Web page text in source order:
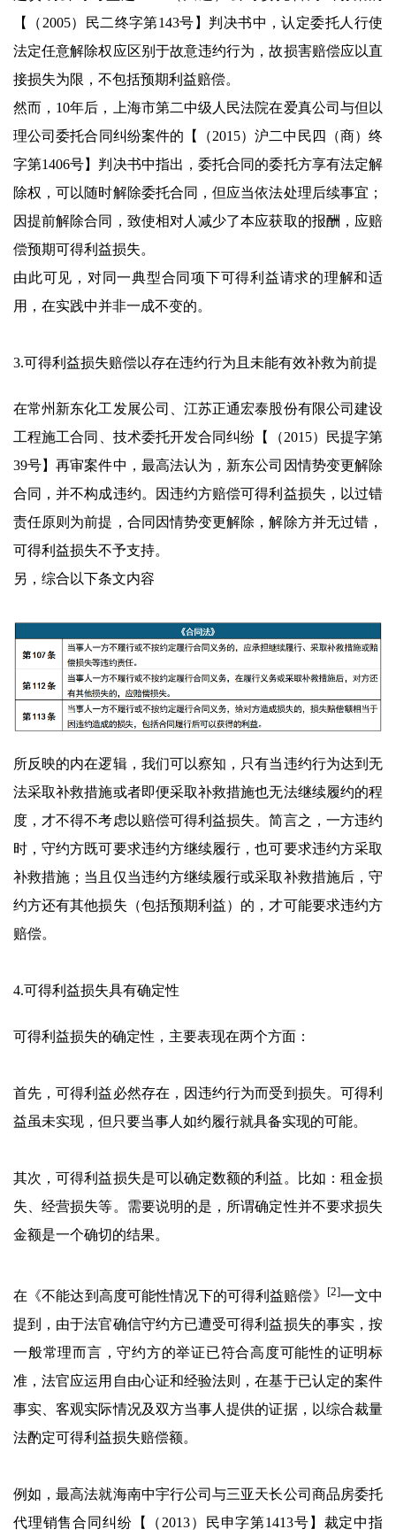
【（2005）民二终字第143号】判决书中，认定委托人行使
法定任意解除权应区别于故意违约行为，故损害赔偿应以直
接损失为限，不包括预期利益赔偿。
然而，10年后，上海市第二中级人民法院在爱真公司与但以
理公司委托合同纠纷案件的【（2015）沪二中民四（商）终
字第1406号】判决书中指出，委托合同的委托方享有法定解
除权，可以随时解除委托合同，但应当依法处理后续事宜；
因提前解除合同，致使相对人减少了本应获取的报酬，应赔
偿预期可得利益损失。
由此可见，对同一典型合同项下可得利益请求的理解和适
用，在实践中并非一成不变的。
3.可得利益损失赔偿以存在违约行为且未能有效补救为前提
在常州新东化工发展公司、江苏正通宏泰股份有限公司建设
工程施工合同、技术委托开发合同纠纷【（2015）民提字第
39号】再审案件中，最高法认为，新东公司因情势变更解除
合同，并不构成违约。因违约方赔偿可得利益损失，以过错
责任原则为前提，合同因情势变更解除，解除方并无过错，
可得利益损失不予支持。
另，综合以下条文内容
所反映的内在逻辑，我们可以察知，只有当违约行为达到无
法采取补救措施或者即便采取补救措施也无法继续履约的程
度，才不得不考虑以赔偿可得利益损失。简言之，一方违约
时，守约方既可要求违约方继续履行，也可要求违约方采取
补救措施；当且仅当违约方继续履行或采取补救措施后，守
约方还有其他损失（包括预期利益）的，才可能要求违约方
赔偿。
4.可得利益损失具有确定性
可得利益损失的确定性，主要表现在两个方面：
首先，可得利益必然存在，因违约行为而受到损失。可得利
益虽未实现，但只要当事人如约履行就具备实现的可能。
其次，可得利益损失是可以确定数额的利益。比如：租金损
失、经营损失等。需要说明的是，所谓确定性并不要求损失
金额是一个确切的结果。
在《不能达到高度可能性情况下的可得利益赔偿》 [2]一文中
提到，由于法官确信守约方已遭受可得利益损失的事实，按
一般常理而言，守约方的举证已符合高度可能性的证明标
准，法官应运用自由心证和经验法则，在基于已认定的案件
事实、客观实际情况及双方当事人提供的证据，以综合裁量
法酌定可得利益损失赔偿额。
例如，最高法就海南中宇行公司与三亚天长公司商品房委托
代理销售合同纠纷【（2013）民申字第1413号】裁定中指